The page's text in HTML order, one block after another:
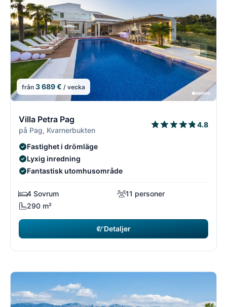
från 3 689 € / vecka
Villa Petra Pag
på Pag, Kvarnerbukten
4.8
Fastighet i drömläge
Lyxig inredning
Fantastisk utomhusområde
4 Sovrum
11 personer
290 m²
Detaljer